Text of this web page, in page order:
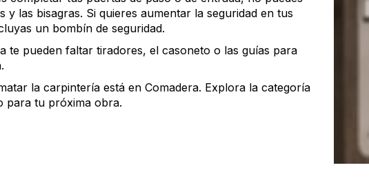
y las bisagras. Si quieres aumentar la seguridad en tus
un bombín de seguridad.
te pueden faltar tiradores, el casoneto o las guías para
la carpintería está en Comadera. Explora la categoría
para tu próxima obra.